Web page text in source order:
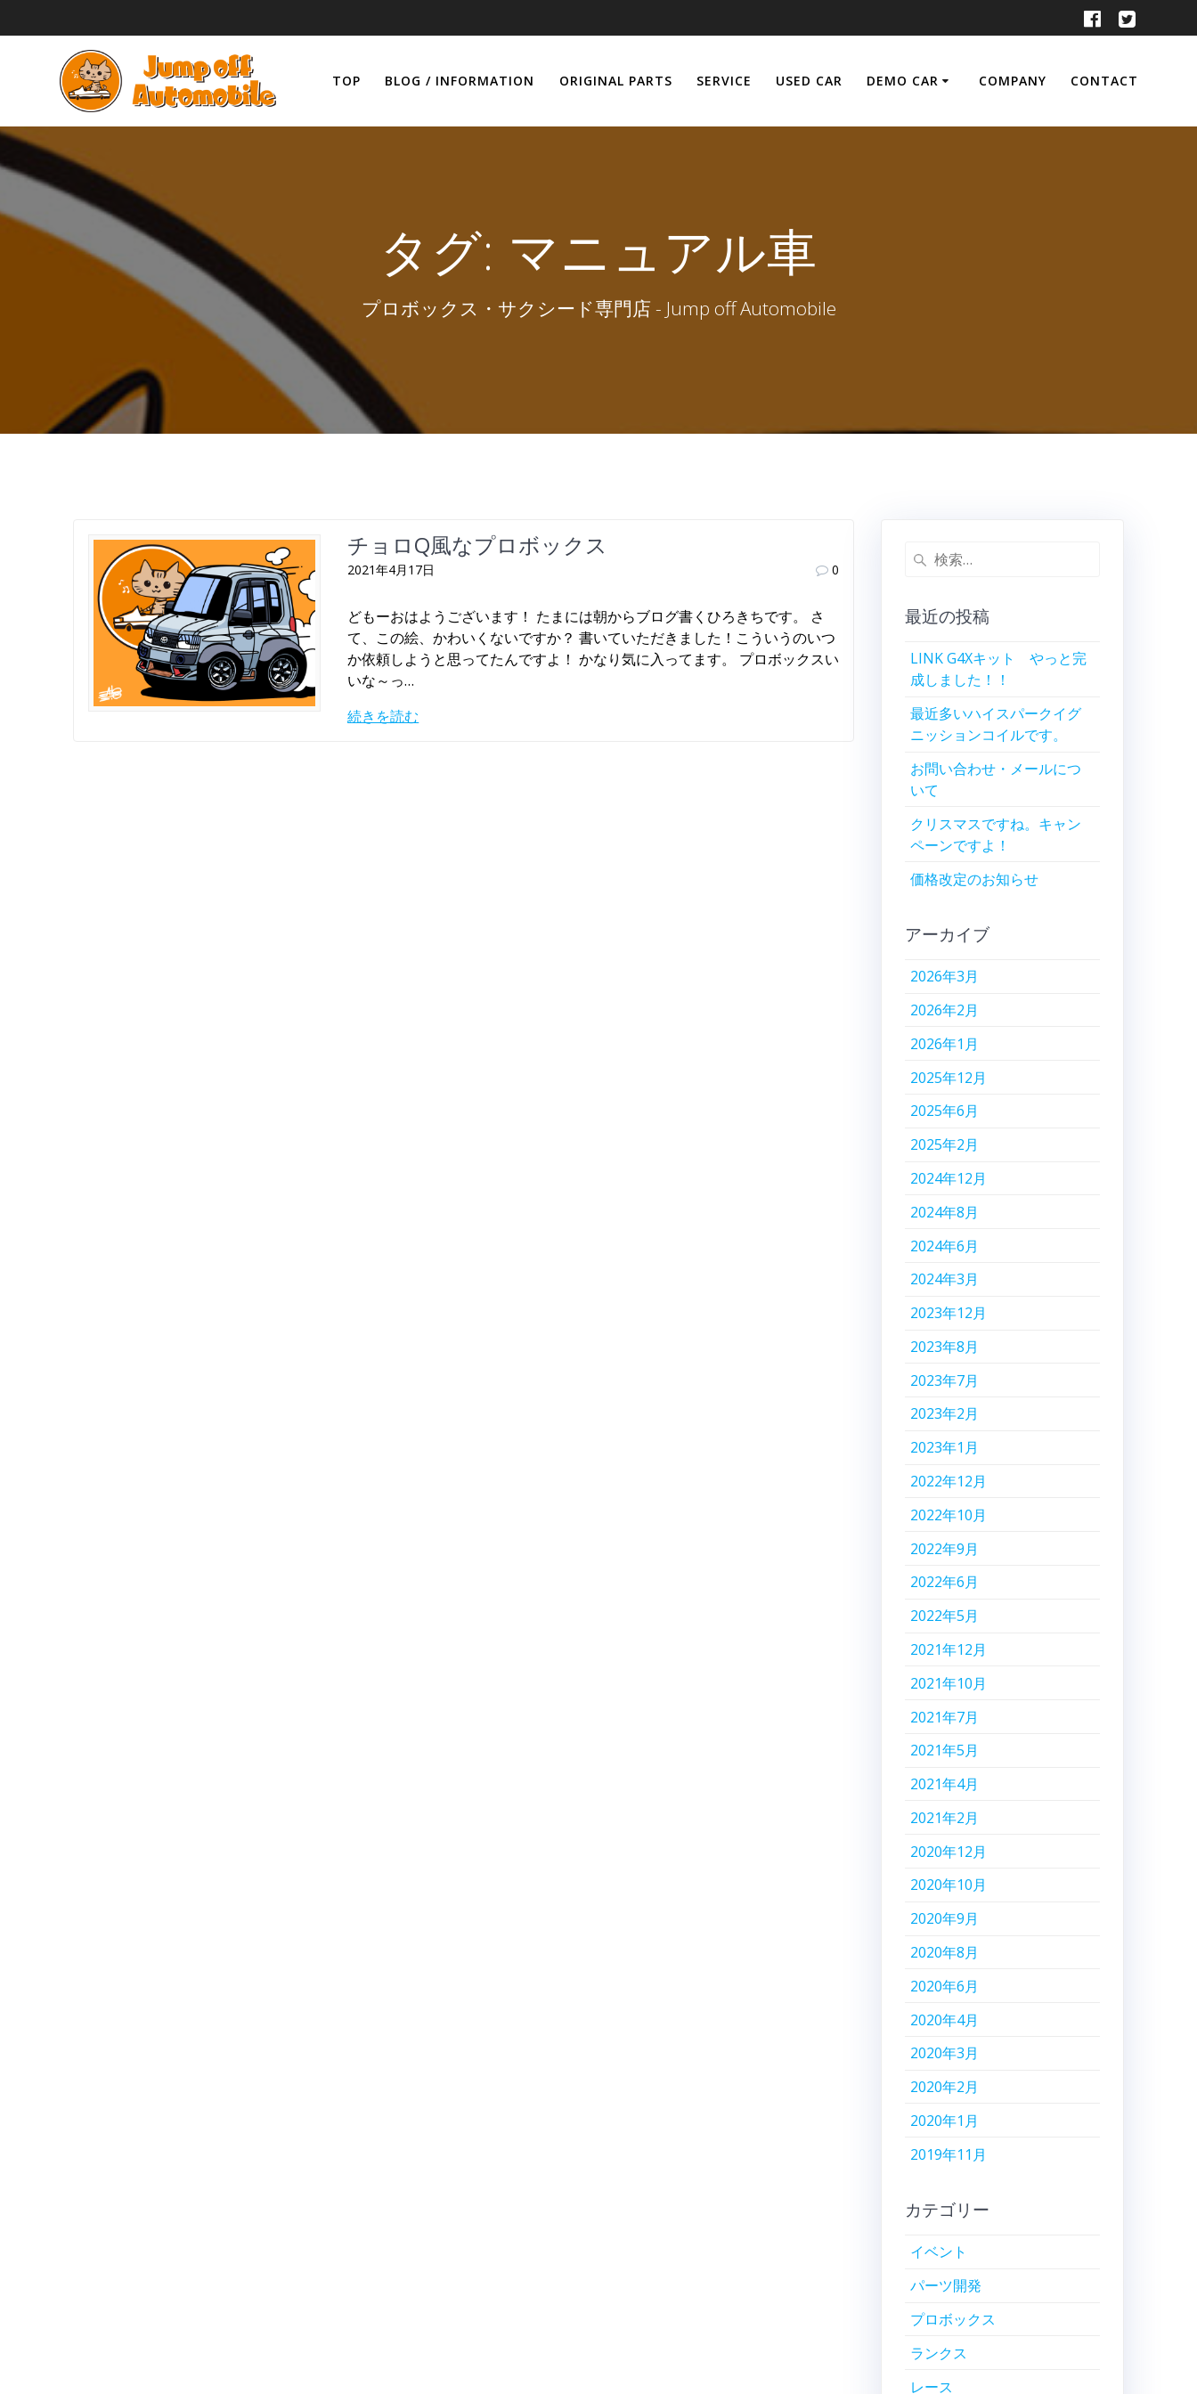
ン
ス
キ
TOP BLOG / INFORMATION ORIGINAL PARTS SERVICE USED CAR DEMO CAR COMPANY CONTACT
タグ: マニュアル車
プロボックス・サクシード専門店 - Jump off Automobile
チョロQ風なプロボックス
2021年4月17日 0
どもーおはようございます！ たまには朝からブログ書くひろきちです。 さ
て、この絵、かわいくないですか？ 書いていただきました！こういうのいつ
か依頼しようと思ってたんですよ！ かなり気に入ってます。 プロボックスい
いな～っ…
続きを読む
検
最近の投稿
LINK G4Xキット やっと完
成しました！！
最近多いハイスパークイグ
ニッションコイルです。
お問い合わせ・メールにつ
いて
クリスマスですね。キャン
ペーンですよ！
価格改定のお知らせ
アーカイブ
2026年3月
2026年2月
2026年1月
2025年12月
2025年6月
2025年2月
2024年12月
2024年8月
2024年6月
2024年3月
2023年12月
2023年8月
2023年7月
2023年2月
2023年1月
2022年12月
2022年10月
2022年9月
2022年6月
2022年5月
2021年12月
2021年10月
2021年7月
2021年5月
2021年4月
2021年2月
2020年12月
2020年10月
2020年9月
2020年8月
2020年6月
2020年4月
2020年3月
2020年2月
2020年1月
2019年11月
カテゴリー
イベント
パーツ開発
プロボックス
ランクス
レース